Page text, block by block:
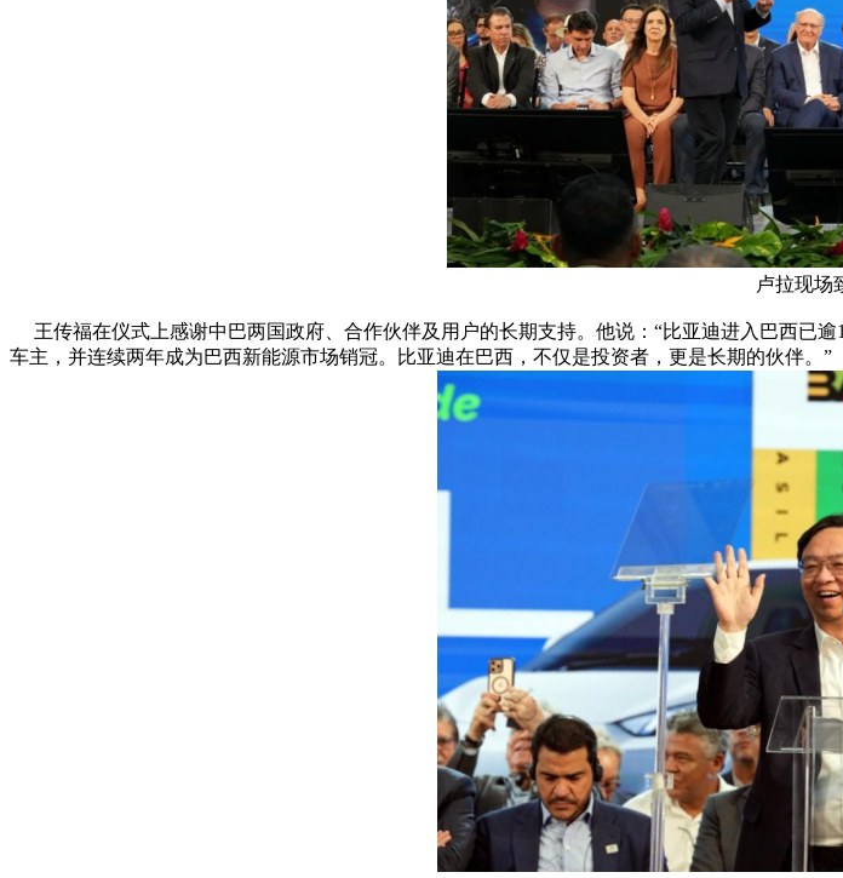
卢拉现场
王传福在仪式上感谢中巴两国政府、合作伙伴及用户的长期支持。他说：“比亚迪进入巴西已
车主，并连续两年成为巴西新能源市场销冠。比亚迪在巴西，不仅是投资者，更是长期的伙伴。”